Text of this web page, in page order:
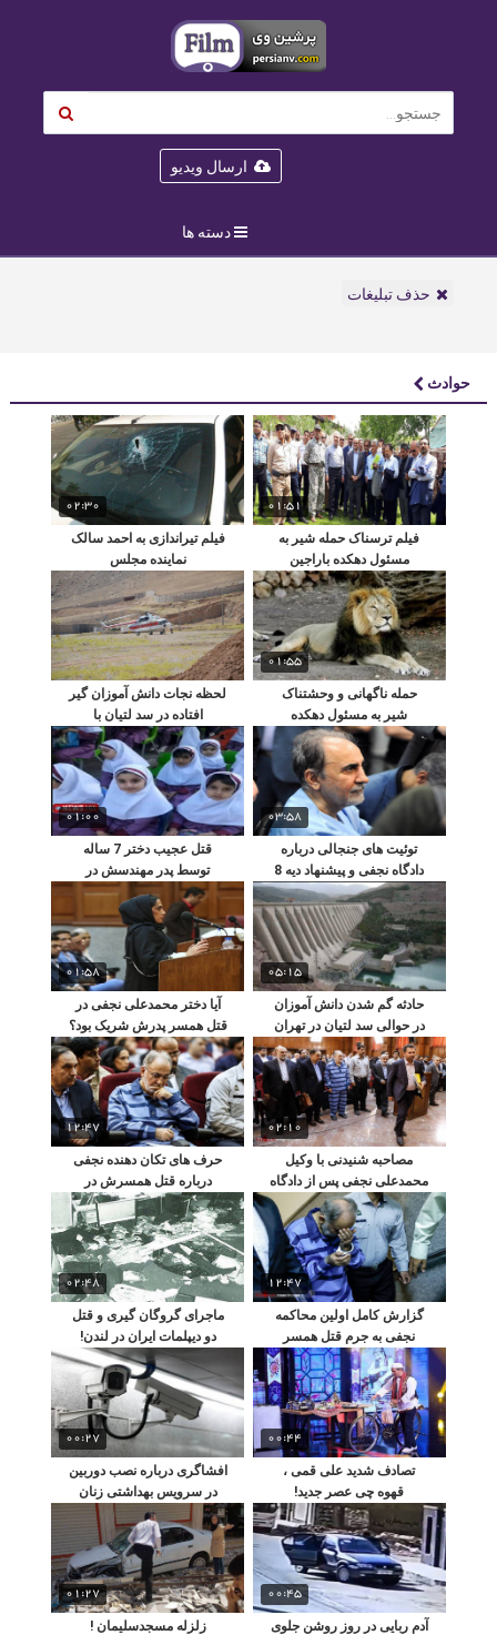
ارسال ویدیو
دسته ها
حذف تبلیغات
حوادث
01:51
فیلم ترسناک حمله شیر به
مسئول دهکده باراجین
02:30
فیلم تیراندازی به احمد سالک
نماینده مجلس
01:55
حمله ناگهانی و وحشتناک
شیر به مسئول دهکده
طبیعت قزوین!!
لحظه نجات دانش آموزان گیر
افتاده در سد لتیان با
هلیکوپتر!
03:58
توئیت های جنجالی درباره
دادگاه نجفی و پیشنهاد دیه 8
میلیاردی!
01:00
قتل عجیب دختر 7 ساله
توسط پدر مهندسش در
شهرستان جم!!!
05:15
حادثه گم شدن دانش آموزان
در حوالی سد لتیان در تهران
01:58
آیا دختر محمدعلی نجفی در
قتل همسر پدرش شریک بود؟
02:10
مصاحبه شنیدنی با وکیل
محمدعلی نجفی پس از دادگاه
12:47
حرف های تکان دهنده نجفی
درباره قتل همسرش در
دادگاه!
12:47
گزارش کامل اولین محاکمه
نجفی به جرم قتل همسر
جوانش!
02:48
ماجرای گروگان گیری و قتل
دو دیپلمات ایران در لندن!
00:44
تصادف شدید علی قمی ،
قهوه چی عصر جدید!
00:27
افشاگری درباره نصب دوربین
در سرویس بهداشتی زنان
00:45
آدم ربایی در روز روشن جلوی
01:27
زلزله مسجدسلیمان !